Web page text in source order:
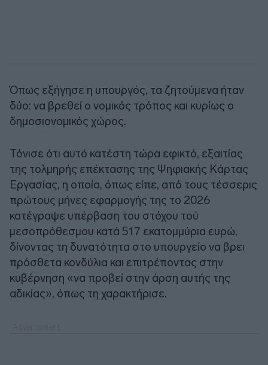
Όπως εξήγησε η υπουργός, τα ζητούμενα ήταν
δύο: να βρεθεί ο νομικός τρόπος και κυρίως ο
δημοσιονομικός χώρος.
Τόνισε ότι αυτό κατέστη τώρα εφικτό, εξαιτίας
της τολμηρής επέκτασης της Ψηφιακής Κάρτας
Εργασίας, η οποία, όπως είπε, από τους τέσσερις
πρώτους μήνες εφαρμογής της το 2026
κατέγραψε υπέρβαση του στόχου τού
μεσοπρόθεσμου κατά 517 εκατομμύρια ευρώ,
δίνοντας τη δυνατότητα στο υπουργείο να βρει
πρόσθετα κονδύλια και επιτρέποντας στην
κυβέρνηση «να προβεί στην άρση αυτής της
αδικίας», όπως τη χαρακτήρισε.